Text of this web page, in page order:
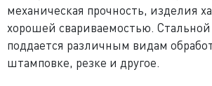
механическая прочность, изделия
хорошей свариваемостью.
поддается различным видам
штамповке, резке и другое.